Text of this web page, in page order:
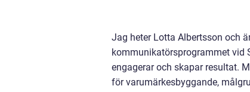
Jag heter Lotta Albertsson och
kommunikatörsprogrammet vid
engagerar och skapar resultat.
för varumärkesbyggande,